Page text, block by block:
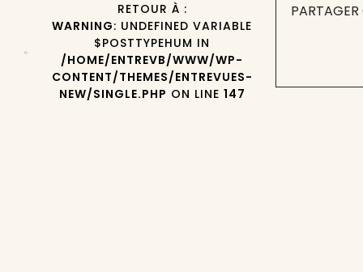
RETOUR À :
WARNING: UNDEFINED VARIABLE
$POSTTYPEHUM IN
/HOME/ENTREVB/WWW/WP-
CONTENT/THEMES/ENTREVUES-
NEW/SINGLE.PHP ON LINE 147